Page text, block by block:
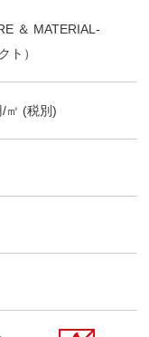
＆ MATERIAL-
ト）
/㎡ (税別)